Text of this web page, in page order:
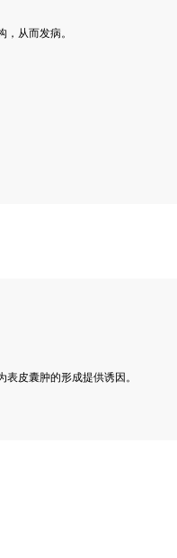
从而发病。
表皮囊肿的形成提供诱因。